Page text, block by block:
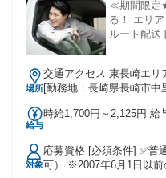
≪期間限定
る！ エリ
ルート配送
場所
交通アクセス 東長崎エリ
★車通勤・バイク通勤可
るか、 もしくは夕方にト
[勤務地：長崎県長崎市中
給与
時給1,700円～2,125円 給与 時
車・バイク通勤の場合は、 規定（キロ10円計算）に応じて
ソリン代を支給します。
2km以上の場合に支給あ
対象
応募資格 [必須条件] ✅普
可） ※2007年6月1日以